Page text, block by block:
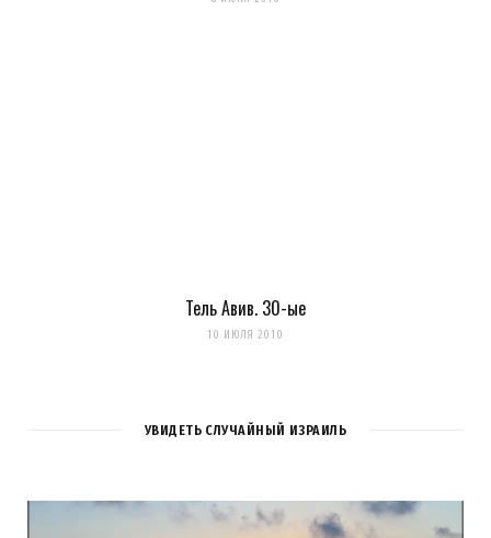
Тель Авив. 30-ые
10 ИЮЛЯ 2010
УВИДЕТЬ СЛУЧАЙНЫЙ ИЗРАИЛЬ